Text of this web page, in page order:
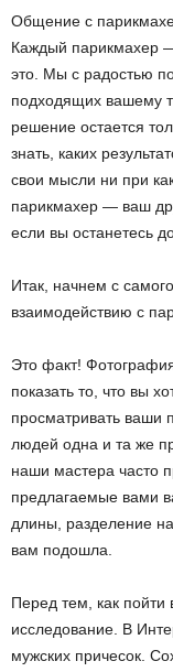
Общение с
Каждый парикмахер
это. Мы с радостью
подходящих вашему
решение остается
знать, каких
свои мысли ни при
парикмахер — ваш
если вы останетесь
Итак, начнем с
взаимодействию с
Это факт!
показать то, что вы
просматривать ваши
людей одна и та же
наши мастера часто
предлагаемые вами
длины, разделение
вам подошла.
Перед тем, как пойти
исследование. В
мужских причесок.